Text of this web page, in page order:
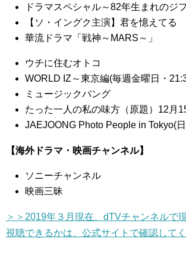
ドラマスペシャル～82年生まれのジ
【ソ・イングク主演】君を憶えて
華流ドラマ「戦神～MARS～」
ウチに住むオトコ
WORLD IZ～東京編(毎週金曜日・
ミュージックバング
たった一人の私の味方（原題）12月
JAEJOONG Photo People in Tokyo(
【海外ドラマ・映画チャンネル】
ソニーチャンネル
映画三昧
＞＞2019年３月現在、dTVチャンネルで
視聴できるかは、公式サイトで確認して